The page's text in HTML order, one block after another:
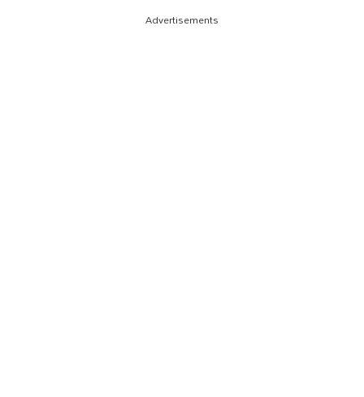
Advertisements